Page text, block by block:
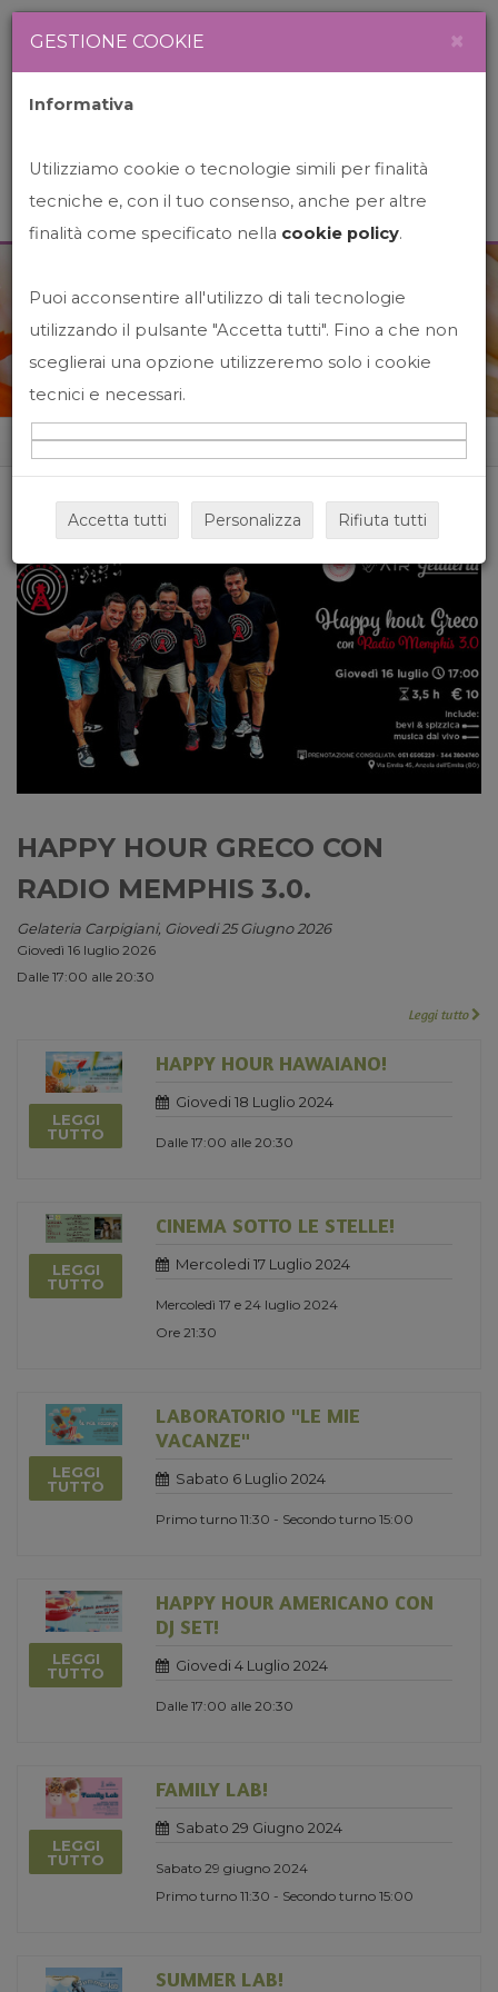
News&Events
Home News&events
HAPPY HOUR GRECO CON
RADIO MEMPHIS 3.0.
Gelateria Carpigiani, Giovedi 25 Giugno 2026
Giovedì 16 luglio 2026
Dalle 17:00 alle 20:30
Leggi tutto
LEGGI
TUTTO
HAPPY HOUR HAWAIANO!
Giovedi 18 Luglio 2024
Dalle 17:00 alle 20:30
LEGGI
TUTTO
CINEMA SOTTO LE STELLE!
Mercoledi 17 Luglio 2024
Mercoledì 17 e 24 luglio 2024
Ore 21:30
LEGGI
TUTTO
LABORATORIO "LE MIE
VACANZE"
Sabato 6 Luglio 2024
Primo turno 11:30 - Secondo turno 15:00
LEGGI
TUTTO
HAPPY HOUR AMERICANO CON
DJ SET!
Giovedi 4 Luglio 2024
Dalle 17:00 alle 20:30
LEGGI
TUTTO
FAMILY LAB!
Sabato 29 Giugno 2024
Sabato 29 giugno 2024
Primo turno 11:30 - Secondo turno 15:00
SUMMER LAB!
GESTIONE COOKIE ×
Informativa
Utilizziamo cookie o tecnologie simili per finalità
tecniche e, con il tuo consenso, anche per altre
finalità come specificato nella cookie policy.
Puoi acconsentire all'utilizzo di tali tecnologie
utilizzando il pulsante "Accetta tutti". Fino a che non
sceglierai una opzione utilizzeremo solo i cookie
tecnici e necessari.
Accetta tutti Personalizza Rifiuta tutti